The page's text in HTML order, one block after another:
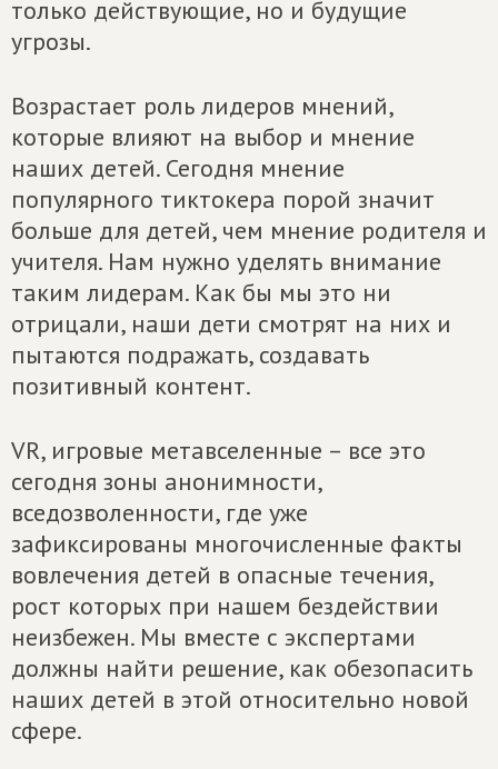
только действующие, но и будущие
угрозы.
Возрастает роль лидеров мнений,
которые влияют на выбор и мнение
наших детей. Сегодня мнение
популярного тиктокера порой значит
больше для детей, чем мнение родителя и
учителя. Нам нужно уделять внимание
таким лидерам. Как бы мы это ни
отрицали, наши дети смотрят на них и
пытаются подражать, создавать
позитивный контент.
VR, игровые метавселенные – все это
сегодня зоны анонимности,
вседозволенности, где уже
зафиксированы многочисленные факты
вовлечения детей в опасные течения,
рост которых при нашем бездействии
неизбежен. Мы вместе с экспертами
должны найти решение, как обезопасить
наших детей в этой относительно новой
сфере.